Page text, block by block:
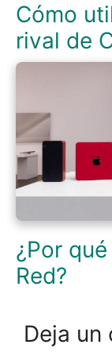
Cómo
rival de
¿Por
Red?
Deja un